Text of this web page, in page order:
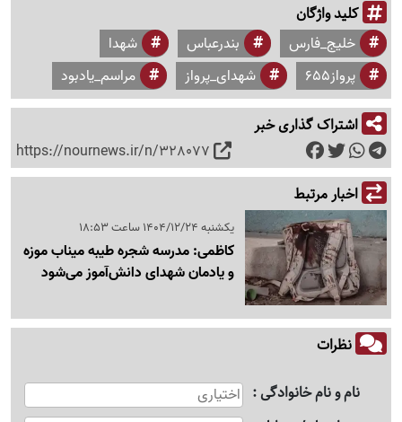
کلید واژگان
خلیج_فارس بندرعباس
شهدا
پرواز۶۵۵
شهدای_پرواز مراسم_یادبود
اشتراک گذاری خبر
https://nournews.ir/n/328077
اخبار مرتبط
یکشنبه 1404/12/24 ساعت 18:53
کاظمی: مدرسه شجره طیبه میناب موزه
و یادمان شهدای دانش‌آموز می‌شود
نظرات
نام و نام خانوادگی